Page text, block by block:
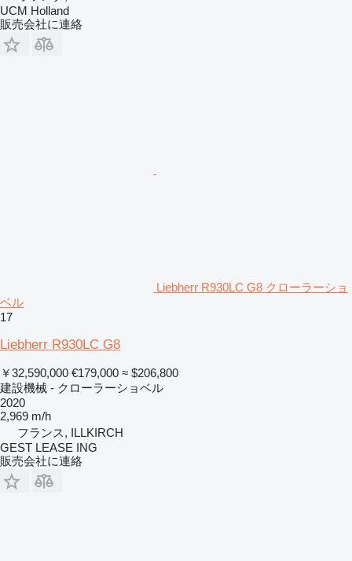
UCM Holland
販売会社に連絡
Liebherr R930LC G8 クローラーショ
ベル
17
Liebherr R930LC G8
￥32,590,000 €179,000 ≈ $206,800
建設機械 - クローラーショベル
2020
2,969 m/h
フランス, ILLKIRCH
GEST LEASE ING
販売会社に連絡